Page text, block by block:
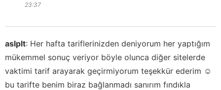
23:37
aslplt: Her hafta tariflerinizden deniyorum her yaptığım
mükemmel sonuç veriyor böyle olunca diğer sitelerde
vaktimi tarif arayarak geçirmiyorum teşekkür ederim ☺️
bu tarifte benim biraz bağlanmadı sanırım fındıkla